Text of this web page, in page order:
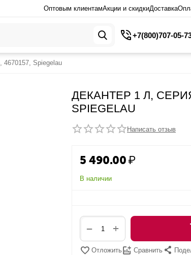
Оптовым клиентамАкции и скидкиДоставка
+7(800)707-05-
4670157, Spiegelau
ДЕКАНТЕР 1 Л,
SPIEGELAU
Написать отзыв
5 490.00₽
В наличии
+
−
Отложить Сравнить